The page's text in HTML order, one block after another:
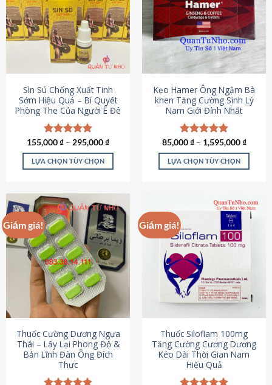
thể.
Các
tùy
chọn
có
thể
được
chọn
trên
trang
sản
phẩm
Sìn Sú Chống Xuất Tinh
Sớm Hiệu Quả – Bí Quyết
Phòng The Của Người Ê Đê
Được xếp
hạng4.95
5 sao
155,000₫ – 295,000₫
LỰA CHỌN TÙY CHỌN
này
có
nhiều
biến
thể.
Các
tùy
chọn
có
thể
chọn
trên
trang
sản
Kẹo Hamer Ông Ngậm Bà
khen Tăng Cường Sinh Lý
Nam Giới Đỉnh Nhất
Được xếp
hạng5.00
5 sao
85,000₫– 1,595,000₫
LỰA CHỌN TÙY CHỌN
này
nhiều
biến
tùy
chọn
có
được
chọn
trên
trang
sản
Giảm giá!
Thuốc Cường Dương Ngựa
Thái – Lấy Lại Phong Độ &
Bản Lĩnh Đàn Ông Đích
Thực
Giảm giá!
Thuốc Siloflam 100mg
Tăng Cường Cương Dương
Kéo Dài Thời Gian Nam
Hiệu Quả